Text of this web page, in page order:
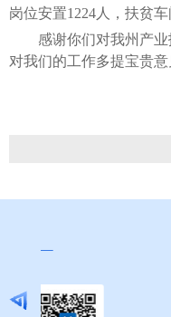
岗位安置1224人，扶贫车
感谢你们对我州产业
对我们的工作多提宝贵意